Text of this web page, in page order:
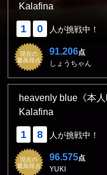
Kalafina
1 0 人が挑戦中！
現在の
最高得点
91.206点
しょうちゃん
heavenly blue《本人
Kalafina
1 8 人が挑戦中！
現在の
最高得点
96.575点
YUKI